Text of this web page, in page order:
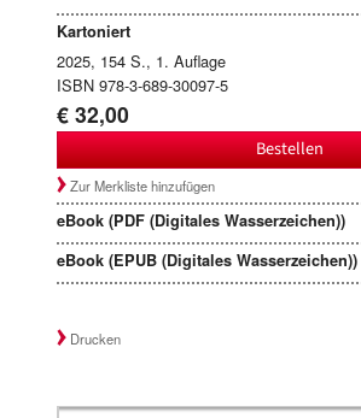
Kartoniert
2025, 154 S., 1. Auflage
ISBN 978-3-689-30097-5
€ 32,00
Bestellen
Zur Merkliste hinzufügen
eBook (PDF (Digitales Wasserzeichen))
eBook (EPUB (Digitales Wasserzeichen))
Drucken